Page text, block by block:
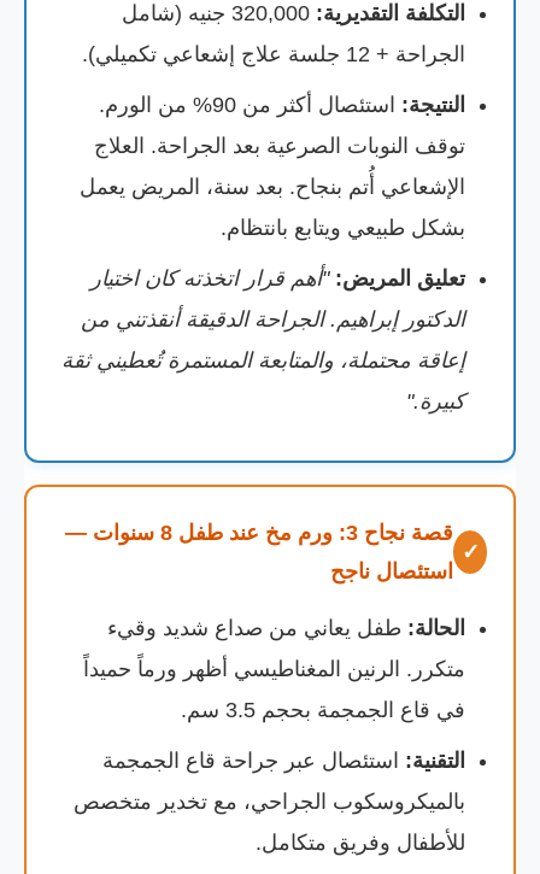
التكلفة التقديرية:
320,000 جنيه (شامل
الجراحة + 12 جلسة علاج إشعاعي تكميلي).
النتيجة:
استئصال أكثر من 90% من الورم.
توقف النوبات الصرعية بعد الجراحة. العلاج
الإشعاعي أُتم بنجاح. بعد سنة، المريض يعمل
بشكل طبيعي ويتابع بانتظام.
تعليق المريض: "أهم قرار اتخذته كان اختيار
الدكتور إبراهيم. الجراحة الدقيقة أنقذتني من
إعاقة محتملة، والمتابعة المستمرة تُعطيني ثقة
كبيرة."
✓
قصة نجاح 3: ورم مخ عند طفل 8 سنوات —
استئصال ناجح
الحالة: طفل يعاني من صداع شديد وقيء
متكرر. الرنين المغناطيسي أظهر ورماً حميداً
في قاع الجمجمة بحجم 3.5 سم.
التقنية: استئصال عبر جراحة قاع الجمجمة
بالميكروسكوب الجراحي، مع تخدير متخصص
للأطفال وفريق متكامل.